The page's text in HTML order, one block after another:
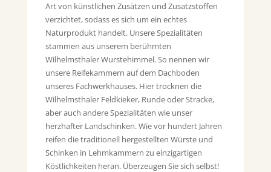
Art von künstlichen Zusätzen und Zusatzstoffen
verzichtet, sodass es sich um ein echtes
Naturprodukt handelt. Unsere Spezialitäten
stammen aus unserem berühmten
Wilhelmsthaler Wurstehimmel. So nennen wir
unsere Reifekammern auf dem Dachboden
unseres Fachwerkhauses. Hier trocknen die
Wilhelmsthaler Feldkieker, Runde oder Stracke,
aber auch andere Spezialitäten wie unser
herzhafter Landschinken. Wie vor hundert Jahren
reifen die traditionell hergestellten Würste und
Schinken in Lehmkammern zu einzigartigen
Köstlichkeiten heran. Überzeugen Sie sich selbst!